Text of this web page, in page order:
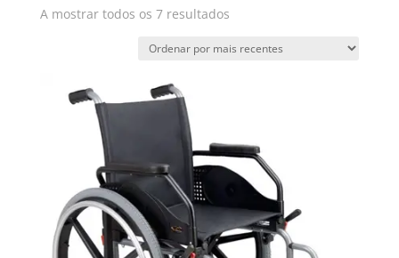
A mostrar todos os 7 resultadosOrdenado
mais